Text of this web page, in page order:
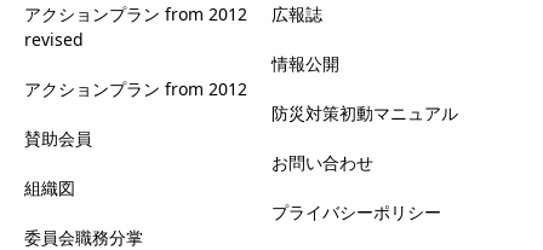
アクションプラン from 2012
revised
アクションプラン from 2012
賛助会員
組織図
委員会職務分掌
広報誌
情報公開
防災対策初動マニュアル
お問い合わせ
プライバシーポリシー